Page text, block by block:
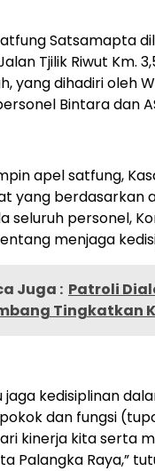
Satsamapta
Tjilik Riwut Km.
yang dihadiri oleh
Bintara dan
apel satfung,
yang berdasarkan
seluruh personel,
menjaga
Juga : Patroli
Tingkatkan
jaga kedisiplinan
dan fungsi
kinerja kita serta
Palangka Raya,”